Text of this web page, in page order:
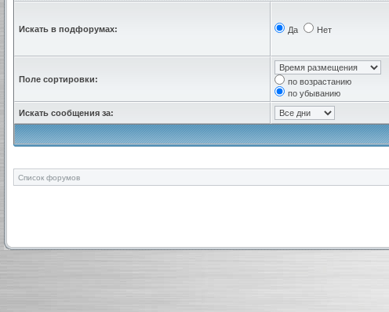
Искать в подфорумах: Да Нет
Поле сортировки:
по возрастанию
по убыванию
Искать сообщения за:
Список форумов